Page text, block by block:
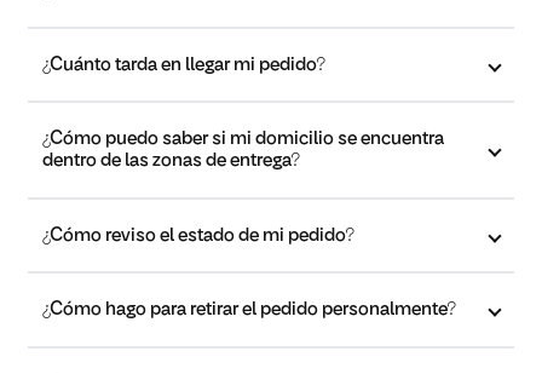
¿Cuánto tarda en llegar mi pedido?
¿Cómo puedo saber si mi domicilio se encuentra
dentro de las zonas de entrega?
¿Cómo reviso el estado de mi pedido?
¿Cómo hago para retirar el pedido personalmente?